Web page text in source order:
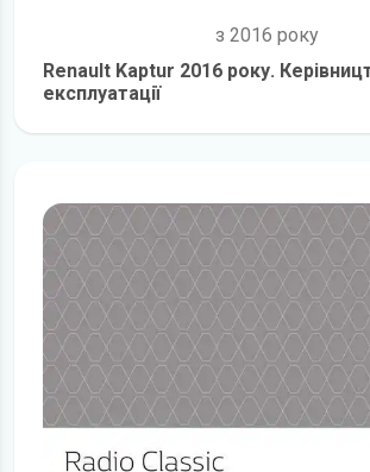
з 2016 року
Renault Kaptur 2016 року.
експлуатації